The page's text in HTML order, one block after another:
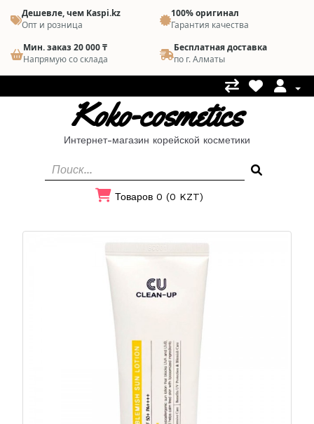
Дешевле, чем Kaspi.kz
Опт и розница
100% оригинал
Гарантия качества
Мин. заказ 20 000 ₸
Напрямую со склада
Бесплатная доставка
по г. Алматы
Koko-cosmetics
Интернет-магазин корейской косметики
Товаров 0 (0 KZT)